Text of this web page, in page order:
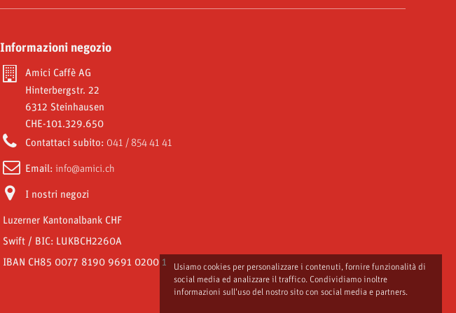
Informazioni negozio
Amici Caffè AG
Hinterbergstr. 22
6312 Steinhausen
CHE-101.329.650
Contattaci subito: 041 / 854 41 41
Email: info@amici.ch
I nostri negozi
Luzerner Kantonalbank CHF
Swift / BIC: LUKBCH2260A
IBAN CH85 0077 8190 9691 0200 1
Usiamo cookies per personalizzare i contenuti, fornire funzionalità di
social media ed analizzare il traffico. Condividiamo inoltre
informazioni sull'uso del nostro sito con social media e partners.